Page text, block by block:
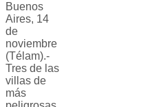
Buenos
Aires, 14
de
noviembre
(Télam).-
Tres de las
villas de
más